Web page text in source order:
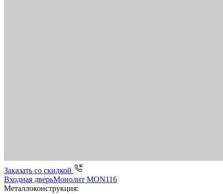
Заказать со скидкой
Входная дверьМонолит MON116
Металлоконструкция: